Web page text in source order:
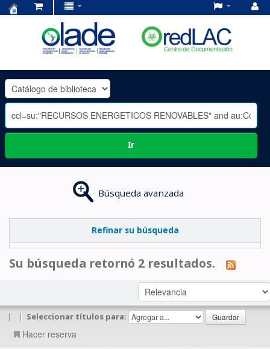
OLADE
-
Ir
Búsqueda avanzada
Refinar su búsqueda
Su búsqueda retornó 2 resultados.
| | Seleccionar títulos para:
Hacer reserva